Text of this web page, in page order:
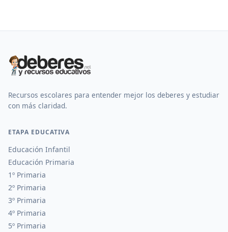
Recursos escolares para entender mejor los deberes y estudiar
con más claridad.
ETAPA EDUCATIVA
Educación Infantil
Educación Primaria
1º Primaria
2º Primaria
3º Primaria
4º Primaria
5º Primaria